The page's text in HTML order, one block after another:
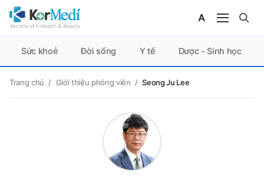
Sức khoẻ Đời sống Y tế Dược - Sinh học
Trang chủ / Giới thiệu phóng viên /Seong Ju Lee